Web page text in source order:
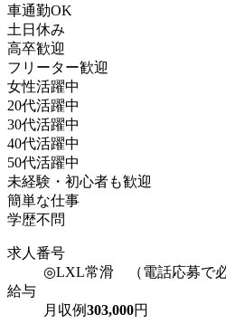
車通勤OK
土日休み
高卒歓迎
フリーター歓迎
女性活躍中
20代活躍中
30代活躍中
40代活躍中
50代活躍中
未経験・初心者も歓迎
簡単な仕事
学歴不問
求人番号
◎LXL常滑 （電話応募で必
給与
月収例303,000円